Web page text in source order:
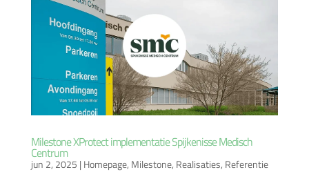
Milestone XProtect implementatie Spijkenisse Medisch
Centrum
jun 2, 2025 | Homepage, Milestone, Realisaties, Referentie